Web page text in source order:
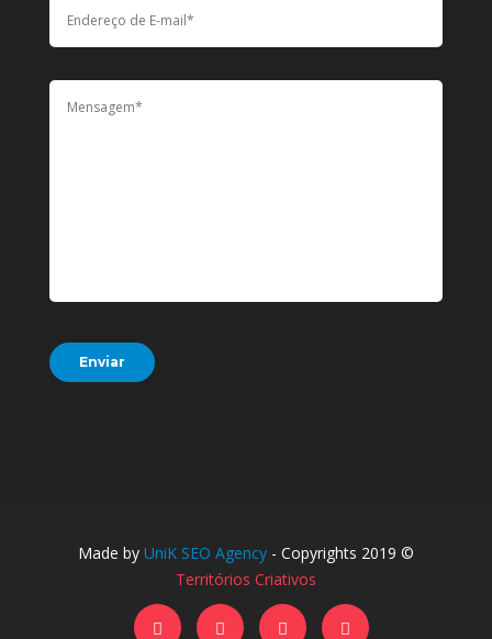
Made by UniK SEO Agency - Copyrights 2019 ©
Territórios Criativos